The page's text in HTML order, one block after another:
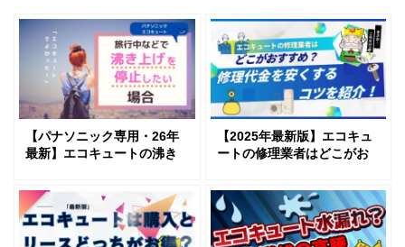
【パナソニック専用・26年
最新】エコキュートの沸き
行・節電・長期不在の目的
別ガイド
【2025年最新版】エコキュ
ートの修理業者はどこがお
ツを紹介！